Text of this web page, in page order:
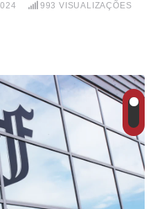
993 VISUALIZAÇÕES